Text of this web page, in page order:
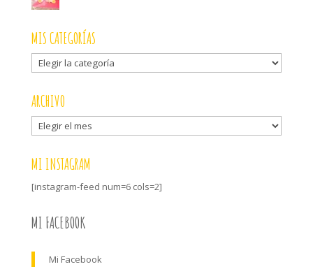
MIS CATEGORÍAS
Mis
categorías
ARCHIVO
Archivo
MI INSTAGRAM
[instagram-feed num=6 cols=2]
MI FACEBOOK
Mi Facebook